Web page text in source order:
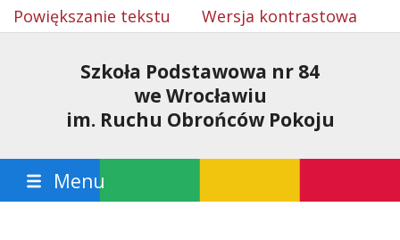
Powiększanie tekstu Wersja kontrastowa
Szkoła Podstawowa nr 84
we Wrocławiu
im. Ruchu Obrońców Pokoju
Menu